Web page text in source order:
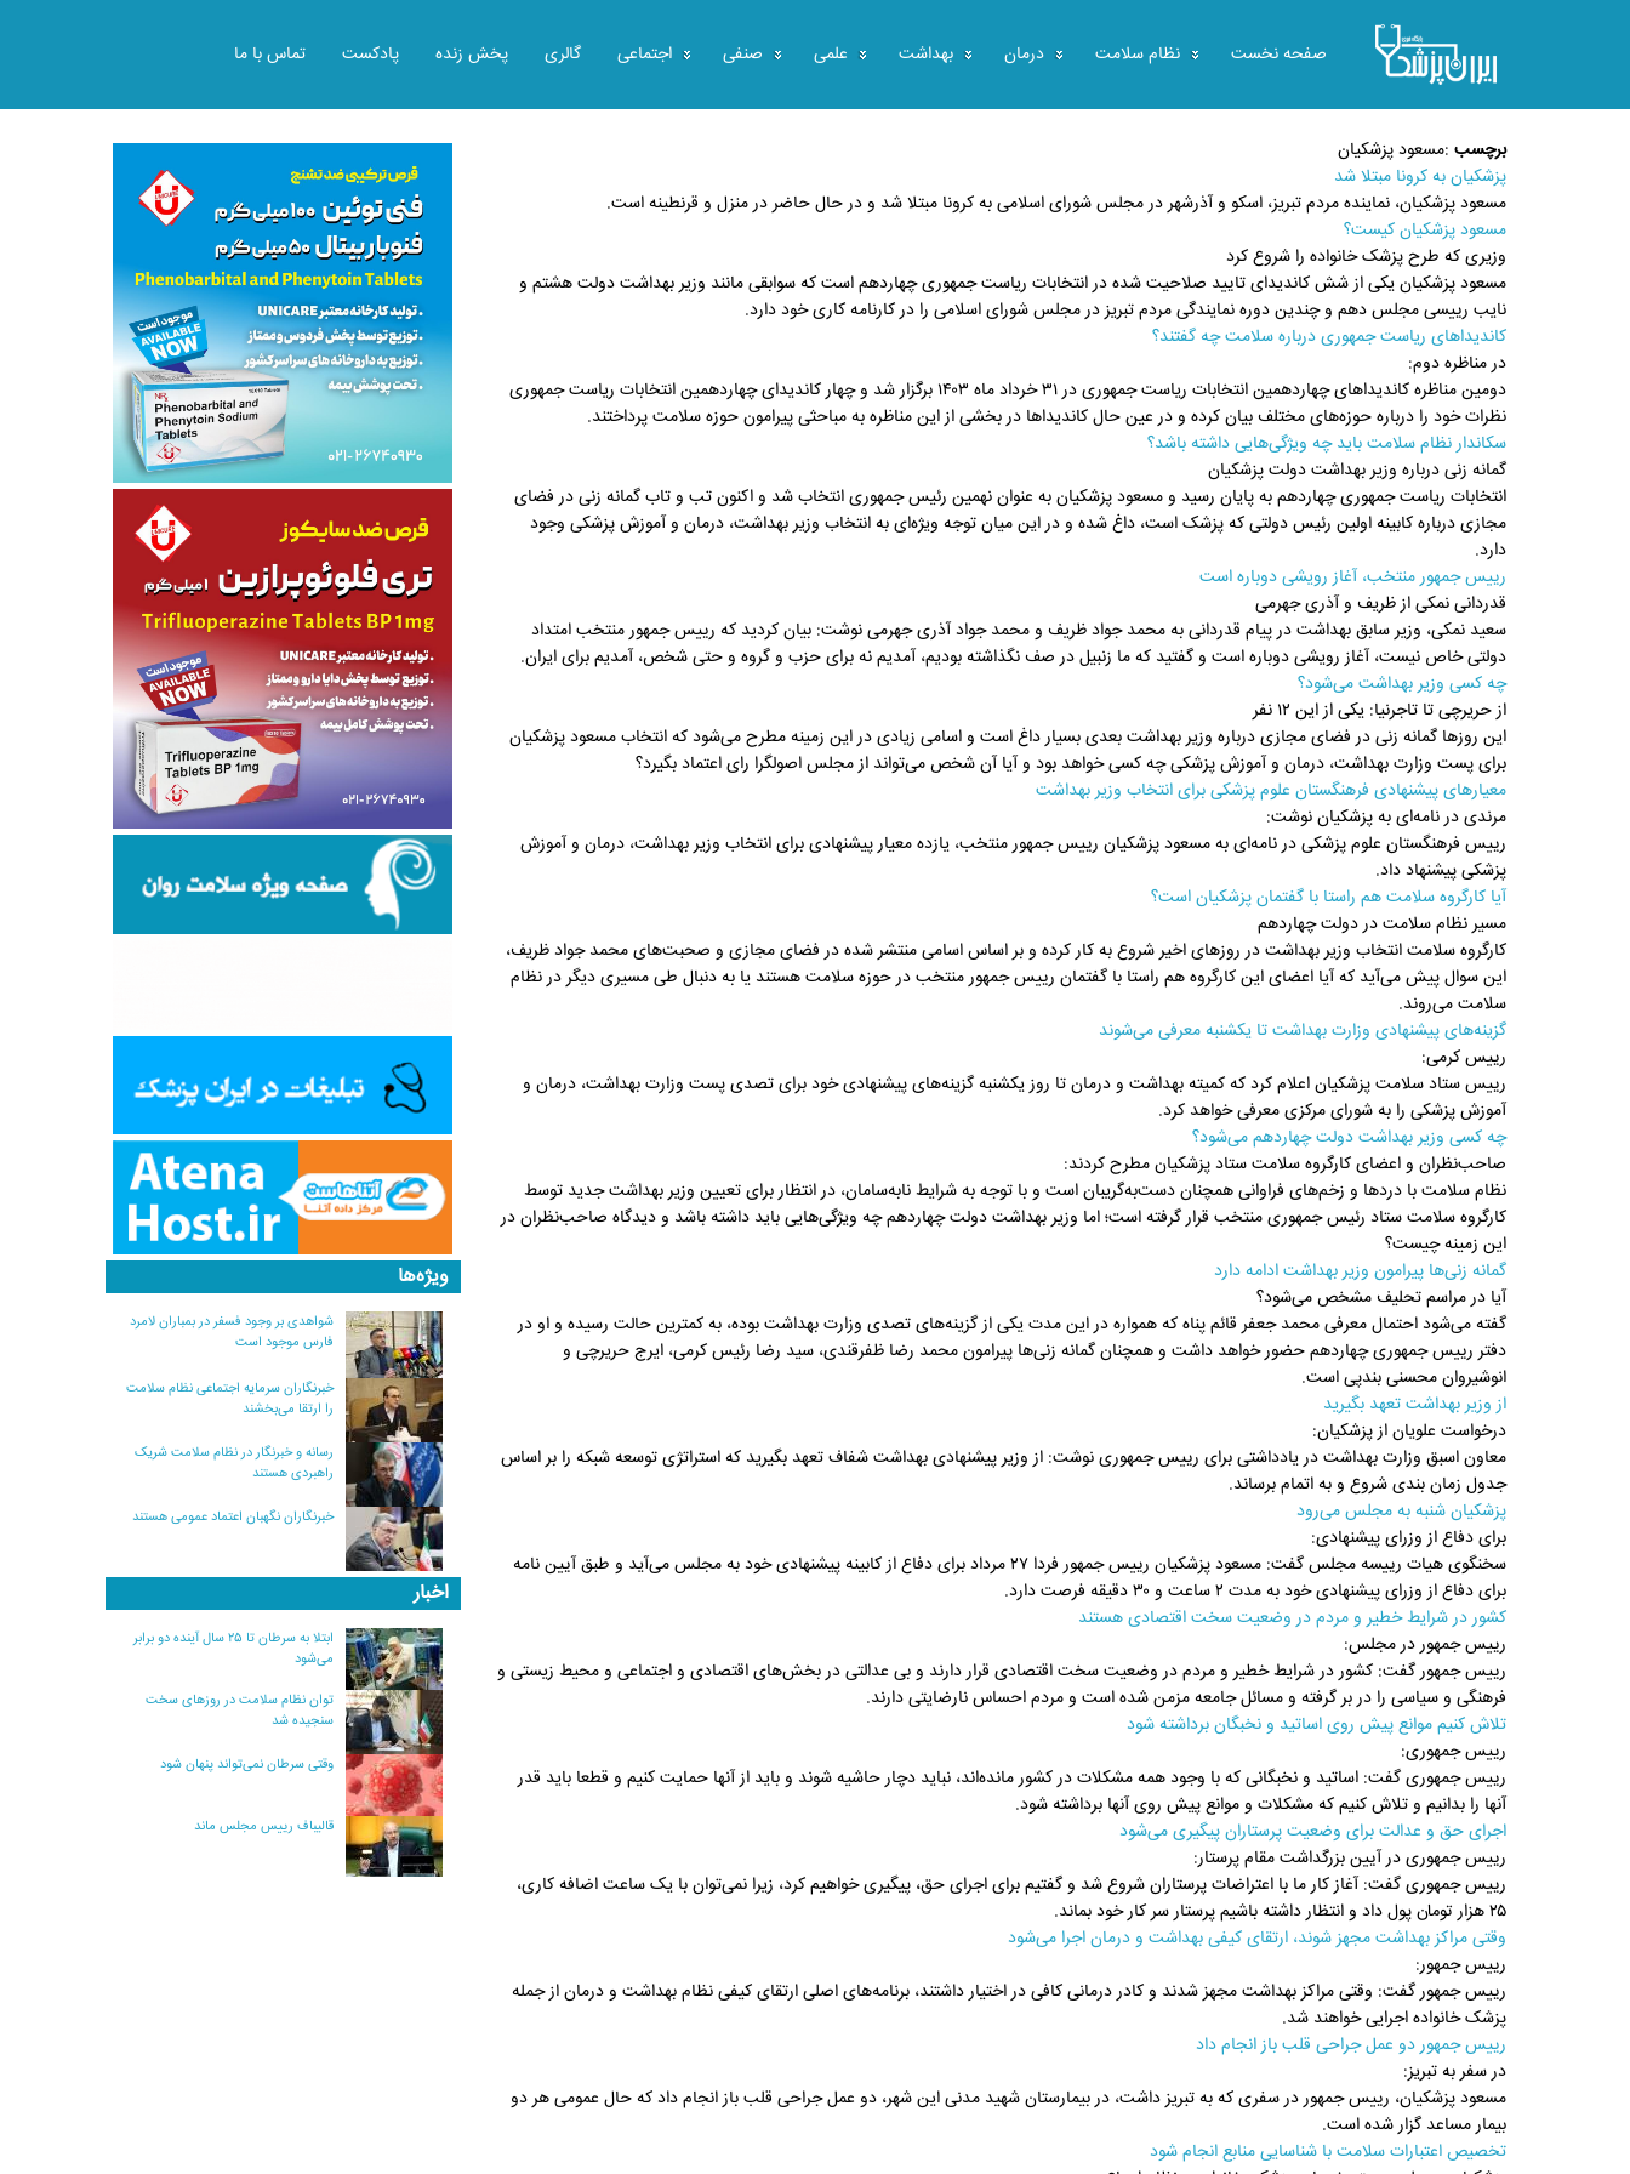
صفحه نخست نظام سلامت درمان بهداشت علمی صنفی اجتماعی گالری پخش زنده پادکست تماس با ما
برچسب :مسعود پزشکیان
پزشکیان به کرونا مبتلا شد
مسعود پزشکیان، نماینده مردم تبریز، اسکو و آذرشهر در مجلس شورای اسلامی به کرونا مبتلا شد و در حال حاضر در منزل و قرنطینه است.
مسعود پزشکیان کیست؟
وزیری که طرح پزشک خانواده را شروع کرد
مسعود پزشکیان یکی از شش کاندیدای تایید صلاحیت شده در انتخابات ریاست جمهوری چهاردهم است که سوابقی مانند وزیر بهداشت دولت هشتم و
نایب رییسی مجلس دهم و چندین دوره نمایندگی مردم تبریز در مجلس شورای اسلامی را در کارنامه کاری خود دارد.
کاندیداهای ریاست جمهوری درباره سلامت چه گفتند؟
در مناظره دوم:
دومین مناظره کاندیداهای چهاردهمین انتخابات ریاست جمهوری در ۳۱ خرداد ماه ۱۴۰۳ برگزار شد و چهار کاندیدای چهاردهمین انتخابات ریاست جمهوری
نظرات خود را درباره حوزه‌های مختلف بیان کرده و در عین حال کاندیداها در بخشی از این مناظره به مباحثی پیرامون حوزه سلامت پرداختند.
سکاندار نظام سلامت باید چه ویژگی‌هایی داشته باشد؟
گمانه زنی درباره وزیر بهداشت دولت پزشکیان
انتخابات ریاست جمهوری چهاردهم به پایان رسید و مسعود پزشکیان به عنوان نهمین رئیس جمهوری انتخاب شد و اکنون تب و تاب گمانه زنی در فضای
مجازی درباره کابینه اولین رئیس دولتی که پزشک است، داغ شده و در این میان توجه ویژه‌ای به انتخاب وزیر بهداشت، درمان و آموزش پزشکی وجود
دارد.
رییس جمهور منتخب، آغاز رویشی دوباره است
قدردانی نمکی از ظریف و آذری جهرمی
سعید نمکی، وزیر سابق بهداشت در پیام قدردانی به محمد جواد ظریف و محمد جواد آذری جهرمی نوشت: بیان کردید که رییس جمهور منتخب امتداد
دولتی خاص نیست، آغاز رویشی دوباره است و گفتید که ما زنبیل در صف نگذاشته بودیم، آمدیم نه برای حزب و گروه و حتی شخص، آمدیم برای ایران.
چه کسی وزیر بهداشت می‌شود؟
از حریرچی تا تاجرنیا: یکی از این ۱۲ نفر
این روزها گمانه زنی در فضای مجازی درباره وزیر بهداشت بعدی بسیار داغ است و اسامی زیادی در این زمینه مطرح می‌شود که انتخاب مسعود پزشکیان
برای پست وزارت بهداشت، درمان و آموزش پزشکی چه کسی خواهد بود و آیا آن شخص می‌تواند از مجلس اصولگرا رای اعتماد بگیرد؟
معیارهای پیشنهادی فرهنگستان علوم پزشکی برای انتخاب وزیر بهداشت
مرندی در نامه‌ای به پزشکیان نوشت:
رییس فرهنگستان علوم پزشکی در نامه‌ای به مسعود پزشکیان رییس جمهور منتخب، یازده معیار پیشنهادی برای انتخاب وزیر بهداشت، درمان و آموزش
پزشکی پیشنهاد داد.
آیا کارگروه سلامت هم راستا با گفتمان پزشکیان است؟
مسیر نظام سلامت در دولت چهاردهم
کارگروه سلامت انتخاب وزیر بهداشت در روزهای اخیر شروع به کار کرده و بر اساس اسامی منتشر شده در فضای مجازی و صحبت‌های محمد جواد ظریف،
این سوال پیش می‌آید که آیا اعضای این کارگروه هم راستا با گفتمان رییس جمهور منتخب در حوزه سلامت هستند یا به دنبال طی مسیری دیگر در نظام
سلامت می‌روند.
گزینه‌های پیشنهادی وزارت بهداشت تا یکشنبه معرفی می‌شوند
رییس کرمی:
رییس ستاد سلامت پزشکیان اعلام کرد که کمیته بهداشت و درمان تا روز یکشنبه گزینه‌های پیشنهادی خود برای تصدی پست وزارت بهداشت، درمان و
آموزش پزشکی را به شورای مرکزی معرفی خواهد کرد.
چه کسی وزیر بهداشت دولت چهاردهم می‌شود؟
صاحب‌نظران و اعضای کارگروه سلامت ستاد پزشکیان مطرح کردند:
نظام سلامت با دردها و زخم‌های فراوانی همچنان دست‌به‌گریبان است و با توجه به شرایط نابه‌سامان، در انتظار برای تعیین وزیر بهداشت جدید توسط
کارگروه سلامت ستاد رئیس جمهوری منتخب قرار گرفته است؛ اما وزیر بهداشت دولت چهاردهم چه ویژگی‌هایی باید داشته باشد و دیدگاه صاحب‌نظران در
این زمینه چیست؟
گمانه زنی‌ها پیرامون وزیر بهداشت ادامه دارد
آیا در مراسم تحلیف مشخص می‌شود؟
گفته می‌شود احتمال معرفی محمد جعفر قائم پناه که همواره در این مدت یکی از گزینه‌های تصدی وزارت بهداشت بوده، به کمترین حالت رسیده و او در
دفتر رییس جمهوری چهاردهم حضور خواهد داشت و همچنان گمانه زنی‌ها پیرامون محمد رضا ظفرقندی، سید رضا رئیس کرمی، ایرج حریرچی و
انوشیروان محسنی بندپی است.
از وزیر بهداشت تعهد بگیرید
درخواست علویان از پزشکیان:
معاون اسبق وزارت بهداشت در یادداشتی برای رییس جمهوری نوشت: از وزیر پیشنهادی بهداشت شفاف تعهد بگیرید که استراتژی توسعه شبکه را بر اساس
جدول زمان بندی شروع و به اتمام برساند.
پزشکیان شنبه به مجلس می‌رود
برای دفاع از وزرای پیشنهادی:
سخنگوی هیات رییسه مجلس گفت: مسعود پزشکیان رییس جمهور فردا ۲۷ مرداد برای دفاع از کابینه پیشنهادی خود به مجلس می‌آید و طبق آیین نامه
برای دفاع از وزرای پیشنهادی خود به مدت ۲ ساعت و ۳۰ دقیقه فرصت دارد.
کشور در شرایط خطیر و مردم در وضعیت سخت اقتصادی هستند
رییس جمهور در مجلس:
رییس جمهور گفت: کشور در شرایط خطیر و مردم در وضعیت سخت اقتصادی قرار دارند و بی عدالتی در بخش‌های اقتصادی و اجتماعی و محیط زیستی و
فرهنگی و سیاسی را در بر گرفته و مسائل جامعه مزمن شده است و مردم احساس نارضایتی دارند.
تلاش کنیم موانع پیش روی اساتید و نخبگان برداشته شود
رییس جمهوری:
رییس جمهوری گفت: اساتید و نخبگانی که با وجود همه مشکلات در کشور مانده‌اند، نباید دچار حاشیه شوند و باید از آنها حمایت کنیم و قطعا باید قدر
آنها را بدانیم و تلاش کنیم که مشکلات و موانع پیش‌ روی آنها برداشته شود.
اجرای حق و عدالت برای وضعیت پرستاران پیگیری می‌شود
رییس جمهوری در آیین بزرگداشت مقام پرستار:
رییس جمهوری گفت: آغاز کار ما با اعتراضات پرستاران شروع شد و گفتیم برای اجرای حق، پیگیری خواهیم کرد، زیرا نمی‌توان با یک ساعت اضافه کاری،
۲۵ هزار تومان پول داد و انتظار داشته باشیم پرستار سر کار خود بماند.
وقتی مراکز بهداشت مجهز شوند، ارتقای کیفی بهداشت و درمان اجرا می‌شود
رییس جمهور:
رییس جمهور گفت: وقتی مراکز بهداشت مجهز شدند و کادر درمانی کافی در اختیار داشتند، برنامه‌های اصلی ارتقای کیفی نظام بهداشت و درمان از جمله
پزشک خانواده اجرایی خواهند شد.
رییس جمهور دو عمل جراحی قلب باز انجام داد
در سفر به تبریز:
مسعود پزشکیان، رییس جمهور در سفری که به تبریز داشت، در بیمارستان شهید مدنی این شهر، دو عمل جراحی قلب باز انجام داد که حال عمومی هر دو
بیمار مساعد گزار شده است.
تخصیص اعتبارات سلامت با شناسایی منابع انجام شود
ویژه‌ها
شواهدی بر وجود فسفر در بمباران لامرد
فارس موجود است
خبرنگاران سرمایه اجتماعی نظام سلامت
را ارتقا می‌بخشند
رسانه و خبرنگار در نظام سلامت شریک
راهبردی هستند
خبرنگاران نگهبان اعتماد عمومی هستند
اخبار
ابتلا به سرطان تا ۲۵ سال آینده دو برابر
می‌شود
توان نظام سلامت در روزهای سخت
سنجیده شد
وقتی سرطان نمی‌تواند پنهان شود
قالیباف رییس مجلس ماند